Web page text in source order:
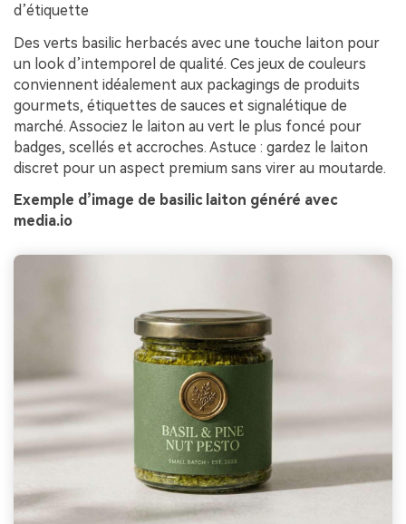
d’étiquette
Des verts basilic herbacés avec une touche laiton pour
un look d’intemporel de qualité. Ces jeux de couleurs
conviennent idéalement aux packagings de produits
gourmets, étiquettes de sauces et signalétique de
marché. Associez le laiton au vert le plus foncé pour
badges, scellés et accroches. Astuce : gardez le laiton
discret pour un aspect premium sans virer au moutarde.
Exemple d’image de basilic laiton généré avec
media.io